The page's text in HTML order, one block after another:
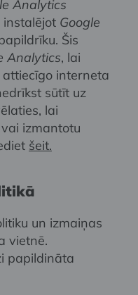
Analytics
instalējot Google
Šis
Analytics, lai
interneta
sūtīt uz
lai
izmantotu
šeit.
un izmaiņas
vietnē.
papildināta